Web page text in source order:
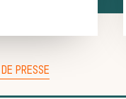
PRESSE